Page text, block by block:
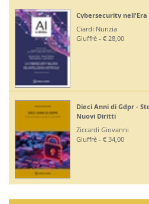
Cybersecurity
Ciardi Nunzia
Giuffrè - € 28,00
Dieci Anni di Gdpr -
Nuovi Diritti
Ziccardi Giovanni
Giuffrè - € 34,00